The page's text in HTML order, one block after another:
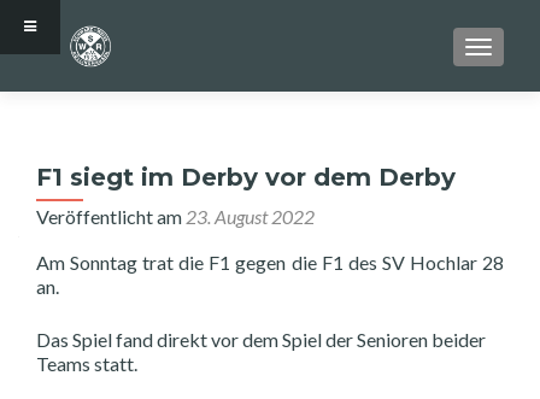
F1 siegt im Derby vor dem Derby
Veröffentlicht am 23. August 2022
Am Sonntag trat die F1 gegen die F1 des SV Hochlar 28
an.
Das Spiel fand direkt vor dem Spiel der Senioren beider
Teams statt.